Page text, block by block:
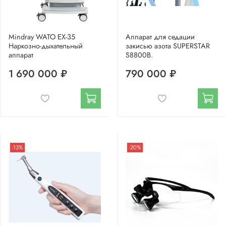
Mindray WATO EX-35
Наркозно-дыхательный
аппарат
1 690 000 ₽
Аппарат для седации
закисью азота SUPERSTAR
S8800B.
790 000 ₽
-13% -20%